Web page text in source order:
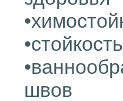
швов